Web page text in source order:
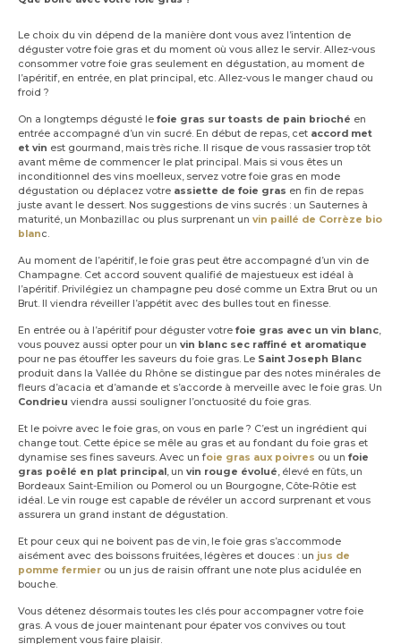
Le choix du vin dépend de la manière dont vous avez l’intention de
déguster votre foie gras et du moment où vous allez le servir. Allez-vous
consommer votre foie gras seulement en dégustation, au moment de
l’apéritif, en entrée, en plat principal, etc. Allez-vous le manger chaud ou
froid ?
On a longtemps dégusté le foie gras sur toasts de pain brioché en
entrée accompagné d’un vin sucré. En début de repas, cet accord met
et vin est gourmand, mais très riche. Il risque de vous rassasier trop tôt
avant même de commencer le plat principal. Mais si vous êtes un
inconditionnel des vins moelleux, servez votre foie gras en mode
dégustation ou déplacez votre assiette de foie gras en fin de repas
juste avant le dessert. Nos suggestions de vins sucrés : un Sauternes à
maturité, un Monbazillac ou plus surprenant un vin paillé de Corrèze bio
blanc.
Au moment de l’apéritif, le foie gras peut être accompagné d’un vin de
Champagne. Cet accord souvent qualifié de majestueux est idéal à
l’apéritif. Privilégiez un champagne peu dosé comme un Extra Brut ou un
Brut. Il viendra réveiller l’appétit avec des bulles tout en finesse.
En entrée ou à l’apéritif pour déguster votre foie gras avec un vin blanc,
vous pouvez aussi opter pour un vin blanc sec raffiné et aromatique
pour ne pas étouffer les saveurs du foie gras. Le Saint Joseph Blanc
produit dans la Vallée du Rhône se distingue par des notes minérales de
fleurs d’acacia et d’amande et s’accorde à merveille avec le foie gras. Un
Condrieu viendra aussi souligner l’onctuosité du foie gras.
Et le poivre avec le foie gras, on vous en parle ? C’est un ingrédient qui
change tout. Cette épice se mêle au gras et au fondant du foie gras et
dynamise ses fines saveurs. Avec un foie gras aux poivres ou un foie
gras poêlé en plat principal, un vin rouge évolué, élevé en fûts, un
Bordeaux Saint-Emilion ou Pomerol ou un Bourgogne, Côte-Rôtie est
idéal. Le vin rouge est capable de révéler un accord surprenant et vous
assurera un grand instant de dégustation.
Et pour ceux qui ne boivent pas de vin, le foie gras s’accommode
aisément avec des boissons fruitées, légères et douces : un jus de
pomme fermier ou un jus de raisin offrant une note plus acidulée en
bouche.
Vous détenez désormais toutes les clés pour accompagner votre foie
gras. A vous de jouer maintenant pour épater vos convives ou tout
simplement vous faire plaisir.